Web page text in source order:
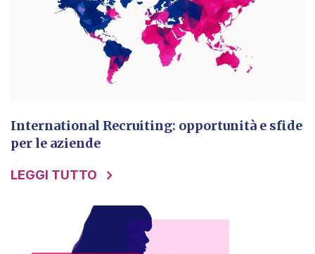
International Recruiting: opportunità e sfide
per le aziende
LEGGI TUTTO